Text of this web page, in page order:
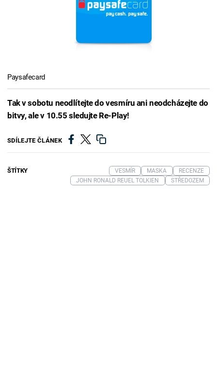
Paysafecard
Tak v sobotu neodlítejte do vesmíru ani neodcházejte do
bitvy, ale v 10.55 sledujte Re-Play!
SDÍLEJTE ČLÁNEK
ŠTÍTKY VESMÍR MASKA
RECENZE
JOHN RONALD REUEL TOLKIEN
STŘEDOZEM